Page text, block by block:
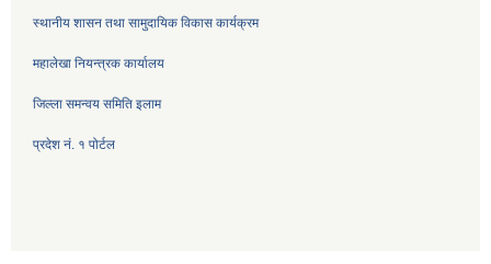
स्थानीय शासन तथा सामुदायिक विकास कार्यक्रम
महालेखा नियन्त्रक कार्यालय
जिल्ला समन्वय समिति इलाम
प्रदेश नं. १ पोर्टल